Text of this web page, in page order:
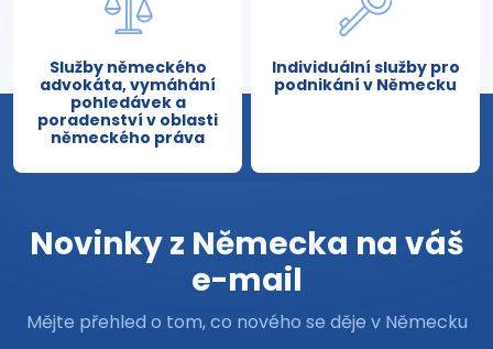
Služby německého
advokáta, vymáhání
pohledávek a
poradenství v oblasti
německého práva
Individuální služby pro
podnikání v Německu
Novinky z Německa na váš
e-mail
Mějte přehled o tom, co nového se děje v Německu